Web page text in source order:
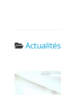
Actualités